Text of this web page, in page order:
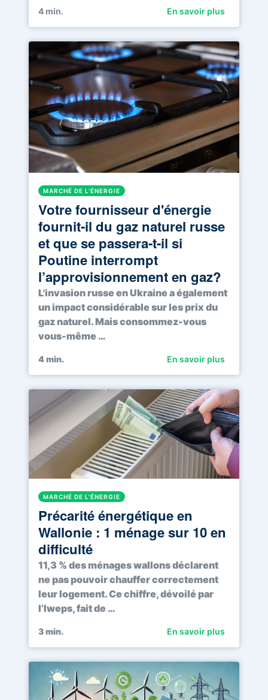
4 min. En savoir plus
MARCHÉ DE L'ÉNERGIE
Votre fournisseur d'énergie
fournit-il du gaz naturel russe
et que se passera-t-il si
Poutine interrompt
l’approvisionnement en gaz?
L'invasion russe en Ukraine a également
un impact considérable sur les prix du
gaz naturel. Mais consommez-vous
vous-même …
4min. En savoir plus
MARCHÉ DE L'ÉNERGIE
Précarité énergétique en
Wallonie : 1 ménage sur 10 en
difficulté
11,3 % des ménages wallons déclarent
ne pas pouvoir chauffer correctement
leur logement. Ce chiffre, dévoilé par
l’Iweps, fait de …
3min. En savoir plus